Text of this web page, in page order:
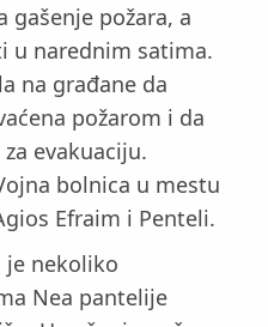
gašenje požara, a
u narednim satima.
na građane da
požarom i da
evakuaciju.
bolnica u mestu
Efraim i Penteli.
je nekoliko
Nea pantelije